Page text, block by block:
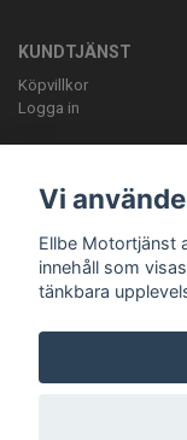
KUNDTJÄNST
Köpvillkor
Logga in
©
Vi
Ellbe Motortjänst
innehåll som
tänkbara